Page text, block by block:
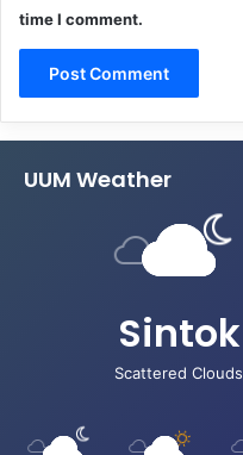
time I comment.
UUM Weather
Sintok
Scattered Clouds